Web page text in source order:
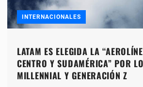
INTERNACIONALES
LATAM ES ELEGIDA LA
CENTRO Y SUDAMÉRICA” POR
MILLENNIAL Y GENERACIÓN Z